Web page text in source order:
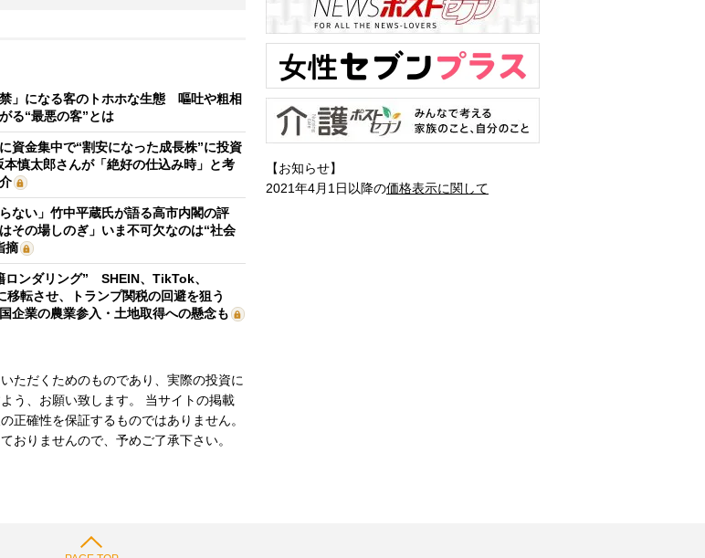
」になる客のトホホな生態 嘔吐や粗相
る“最悪の客”とは
資金集中で“割安になった成長株”に投資
慎太郎さんが「絶好の仕込み時」と考
ない」竹中平蔵氏が語る高市内閣の評
その場しのぎ」いま不可欠なのは“社会
摘
ロンダリング” SHEIN、TikTok、
転させ、トランプ関税の回避を狙う
企業の農業参入・土地取得への懸念も
ただくためのものであり、実際の投資に
う、お願い致します。 当サイトの掲載
正確性を保証するものではありません。
おりませんので、予めご了承下さい。
【お知らせ】
2021年4月1日以降の価格表示に関して